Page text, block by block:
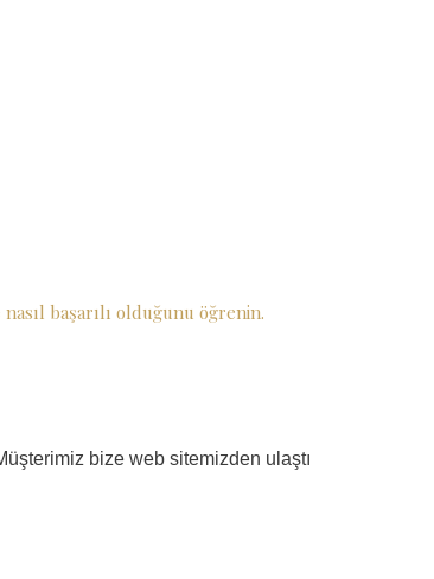
başarılı olduğunu öğrenin.
bize web sitemizden ulaştı